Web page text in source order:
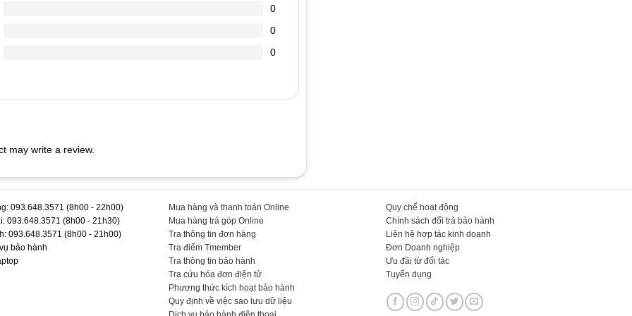
ta nghe tiếng kêu tít tít kéo dài, máy boot vào windown rất chậm.
mở Word ra gõ chữ sẽ thấy.
phím sẽ thu hút lũ kiến đến “cắn phá” bàn phím laptop của
để quét sạch bụi bám dưới các khe phím.
#Hãng #T #TEEMO #PC #KEY452
0
0
0
may write a review.
093.648.3571 (8h00 - 22h00)
093.648.3571 (8h00 - 21h30)
093.648.3571 (8h00 - 21h00)
bảo hành
Mua hàng và thanh toán Online
Mua hàng trả góp Online
Tra thông tin đơn hàng
Tra điểm Tmember
Tra thông tin bảo hành
Tra cứu hóa đơn điện tử
Phương thức kích hoạt bảo hành
Quy định về việc sao lưu dữ liệu
Quy chế hoạt động
Chính sách đổi trả bảo hành
Liên hệ hợp tác kinh doanh
Đơn Doanh nghiệp
Ưu đãi từ đối tác
Tuyển dụng